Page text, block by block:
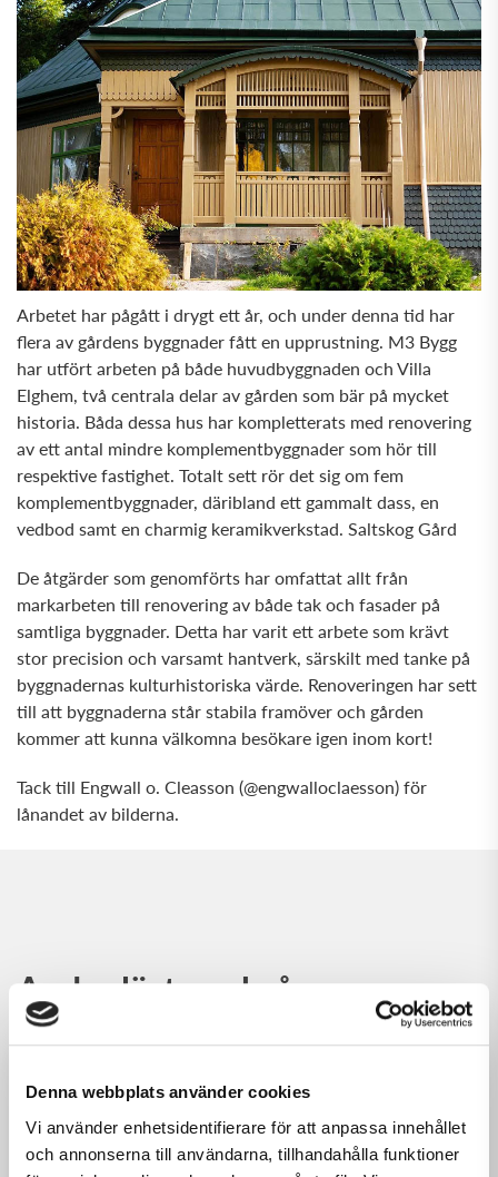
Denna webbplats använder cookies
Vi använder enhetsidentifierare för att anpassa innehållet
och annonserna till användarna, tillhandahålla funktioner
Arbetet har pågått i drygt ett år, och under denna tid har
flera av gårdens byggnader fått en upprustning. M3 Bygg
har utfört arbeten på både huvudbyggnaden och Villa
Elghem, två centrala delar av gården som bär på mycket
historia. Båda dessa hus har kompletterats med renovering
av ett antal mindre komplementbyggnader som hör till
respektive fastighet. Totalt sett rör det sig om fem
komplementbyggnader, däribland ett gammalt dass, en
vedbod samt en charmig keramikverkstad. Saltskog Gård
De åtgärder som genomförts har omfattat allt från
markarbeten till renovering av både tak och fasader på
samtliga byggnader. Detta har varit ett arbete som krävt
stor precision och varsamt hantverk, särskilt med tanke på
byggnadernas kulturhistoriska värde. Renoveringen har sett
till att byggnaderna står stabila framöver och gården
kommer att kunna välkomna besökare igen inom kort!
Tack till Engwall o. Cleasson (@engwalloclaesson) för
lånandet av bilderna.
Andra läste också...